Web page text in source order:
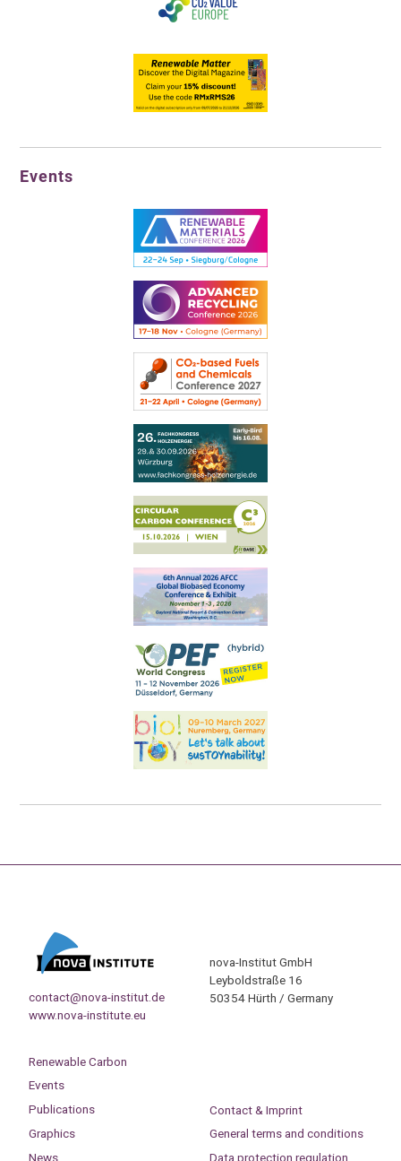
Events
contact@nova-institut.de
www.nova-institute.eu
nova-Institut GmbH
Leyboldstraße 16
50354 Hürth / Germany
Renewable Carbon
Events
Publications
Graphics
News
Contact & Imprint
General terms and conditions
Data protection regulation